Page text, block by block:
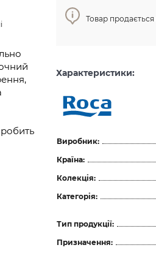
Товар продається
Характеристики:
Виробник:
Країна:
Колекція:
Категорія:
Тип продукції:
Призначення: